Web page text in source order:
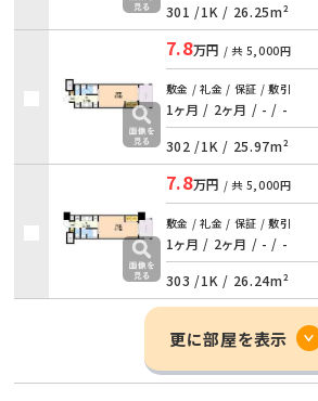
301 /1K / 26.25m²
7.8万円 / 共 5,000円
敷金 / 礼金 / 保証 / 敷引
1ヶ月 / 2ヶ月 / - / -
302 /1K / 25.97m²
7.8万円 / 共 5,000円
敷金 / 礼金 / 保証 / 敷引
1ヶ月 / 2ヶ月 / - / -
303 /1K / 26.24m²
更に部屋を表示